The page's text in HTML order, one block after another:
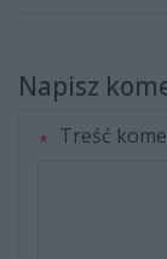
Napisz
Treść